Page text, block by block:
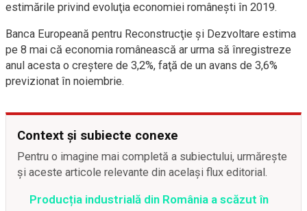
estimările privind evoluţia economiei româneşti în 2019.
Banca Europeană pentru Reconstrucţie şi Dezvoltare estima
pe 8 mai că economia românească ar urma să înregistreze
anul acesta o creştere de 3,2%, faţă de un avans de 3,6%
previzionat în noiembrie.
Context și subiecte conexe
Pentru o imagine mai completă a subiectului, urmărește
și aceste articole relevante din același flux editorial.
Producția industrială din România a scăzut în